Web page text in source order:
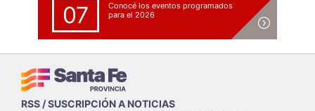
07
Conocé los eventos programados
para el 2026
RSS / SUSCRIPCIÓN A NOTICIAS